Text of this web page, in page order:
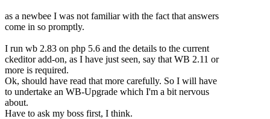
as a newbee I was not familiar with the fact that answers
come in so promptly.
I run wb 2.83 on php 5.6 and the details to the current
ckeditor add-on, as I have just seen, say that WB 2.11 or
more is required.
Ok, should have read that more carefully. So I will have
to undertake an WB-Upgrade which I'm a bit nervous
about.
Have to ask my boss first, I think.